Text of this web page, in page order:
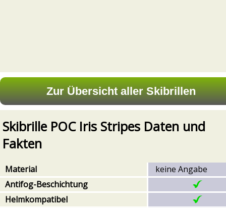
Skibrille POC Iris Stripes Daten und
Fakten
Material
keine Angabe
Antifog-Beschichtung
Helmkompatibel